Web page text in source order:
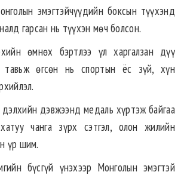
эмэгтэйчүүдийн боксын түүхэнд
гарсан нь түүхэн мөч болсон.
өмнөх бэртлээ үл харгалзан дүү
тавьж өгсөн нь спортын ёс зүй, хүн
дэвжээнд медаль хүртэж байгаа
чанга зүрх сэтгэл, олон жилийн
үр шим.
бүсгүй үнэхээр Монголын эмэгтэй